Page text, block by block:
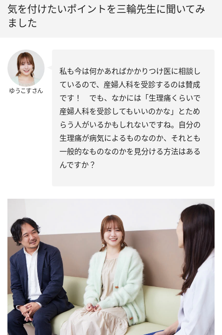
気を付けたいポイントを三輪先生に聞いてみ
ました
ゆうこすさん
私も今は何かあればかかりつけ医に相談し
ているので、産婦人科を受診するのは賛成
です！ でも、なかには「生理痛くらいで
産婦人科を受診してもいいのかな」とため
らう人がいるかもしれないですね。自分の
生理痛が病気によるものなのか、それとも
一般的なものなのかを見分ける方法はある
んですか？